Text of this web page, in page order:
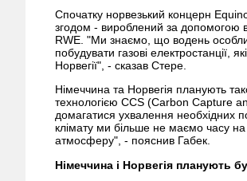
Спочатку норвезький концерн
згодом - вироблений за допомогою
RWE. "Ми знаємо, що водень
побудувати газові
Норвегії", - сказав Стере.
Німеччина та Норвегія планують
технологією CCS (Carbon Capture
домагатися ухвалення необхідних
клімату ми більше не маємо часу
атмосферу", - пояснив Габек.
Німеччина і Норвегія планують